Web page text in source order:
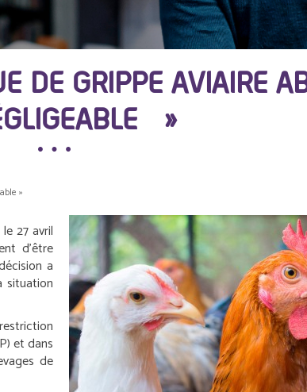
DE GRIPPE AVIAIRE
»
»
27 avril
d’être
a
situation
et dans
de